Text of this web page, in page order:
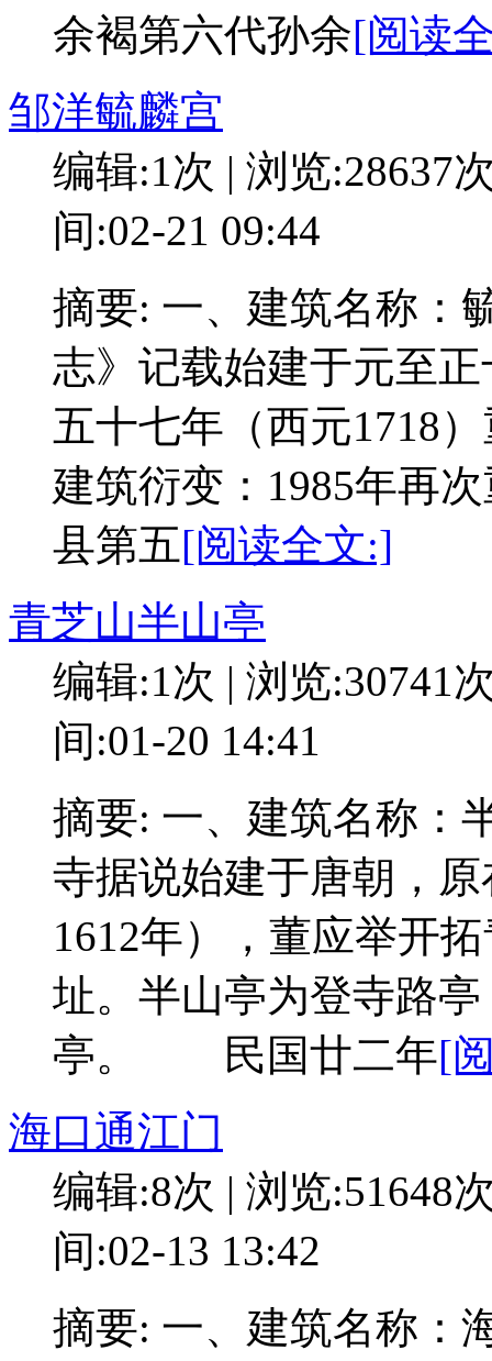
余褐第六代孙余[阅读
邹洋毓麟宫
编辑:1次 | 浏览:28637
间:02-21 09:44
摘要: 一、建筑名称：
志》记载始建于元至
五十七年（西元1718
建筑衍变：1985年再
县第五[阅读全文:]
青芝山半山亭
编辑:1次 | 浏览:30741
间:01-20 14:41
摘要: 一、建筑名称
寺据说始建于唐朝，
1612年），董应举开
址。半山亭为登寺路
亭。 民国廿二年[
海口通江门
编辑:8次 | 浏览:51648
间:02-13 13:42
摘要: 一、建筑名称：